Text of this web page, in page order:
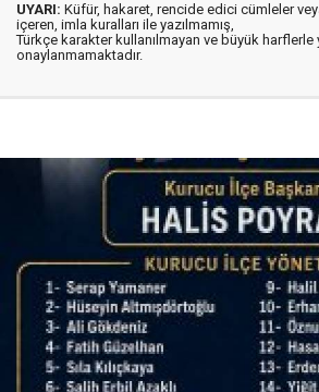
UYARI: Küfür, hakaret, rencide edici cümleler
içeren, imla kuralları ile yazılmamış,
Türkçe karakter kullanılmayan ve büyük harflerle
onaylanmamaktadır.